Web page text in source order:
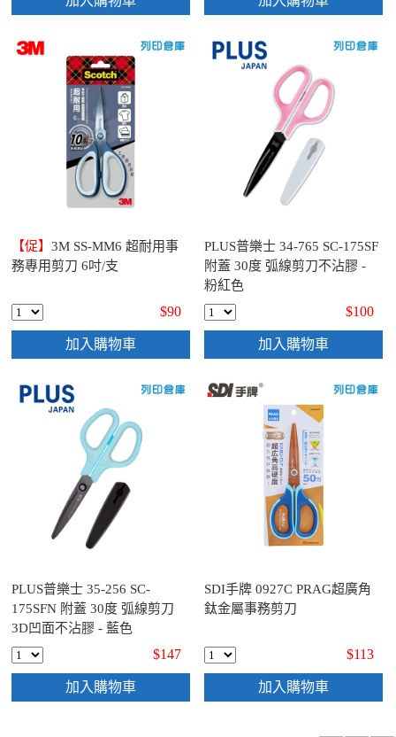
【促】3M SS-MM6 超耐用事
務專用剪刀 6吋/支
$90
加入購物車
PLUS普樂士 34-765 SC-175SF
附蓋 30度 弧線剪刀不沾膠 -
粉紅色
$100
加入購物車
PLUS普樂士 35-256 SC-
175SFN 附蓋 30度 弧線剪刀
3D凹面不沾膠 - 藍色
$147
加入購物車
SDI手牌 0927C PRAG超廣角
鈦金屬事務剪刀
$113
加入購物車